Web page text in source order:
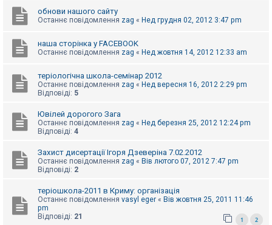
г
обнови нашого сайту
Останнє повідомлення zag « Нед грудня 02, 2012 3:47 pm
наша сторінка у FACEBOOK
Останнє повідомлення zag « Нед жовтня 14, 2012 12:33 am
теріологічна школа-семінар 2012
Останнє повідомлення zag « Нед вересня 16, 2012 2:29 pm
Відповіді: 5
Ювілей дорогого Зага
Останнє повідомлення zag « Нед березня 25, 2012 12:24 pm
Відповіді: 4
Захист дисертації Ігоря Дзеверіна 7.02.2012
Останнє повідомлення zag « Вів лютого 07, 2012 7:47 pm
Відповіді: 2
теріошкола-2011 в Криму: організація
Останнє повідомлення vasyl eger « Вів жовтня 25, 2011 11:46
pm
Відповіді: 21 1 2